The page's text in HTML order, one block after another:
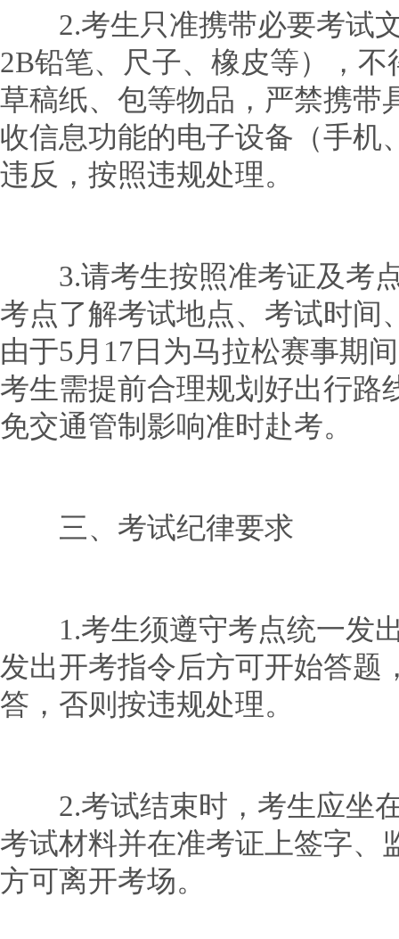
2.考生只准携带必要考试文
2B铅笔、尺子、橡皮等），
草稿纸、包等物品，严禁携带
收信息功能的电子设备（手机
违反，按照违规处理。
3.请考生按照准考证及考点
考点了解考试地点、考试时间
由于5月17日为马拉松赛事期
考生需提前合理规划好出行路
免交通管制影响准时赴考。
三、考试纪律要求
1.考生须遵守考点统一发出
发出开考指令后方可开始答题
答，否则按违规处理。
2.考试结束时，考生应坐在
考试材料并在准考证上签字、
方可离开考场。